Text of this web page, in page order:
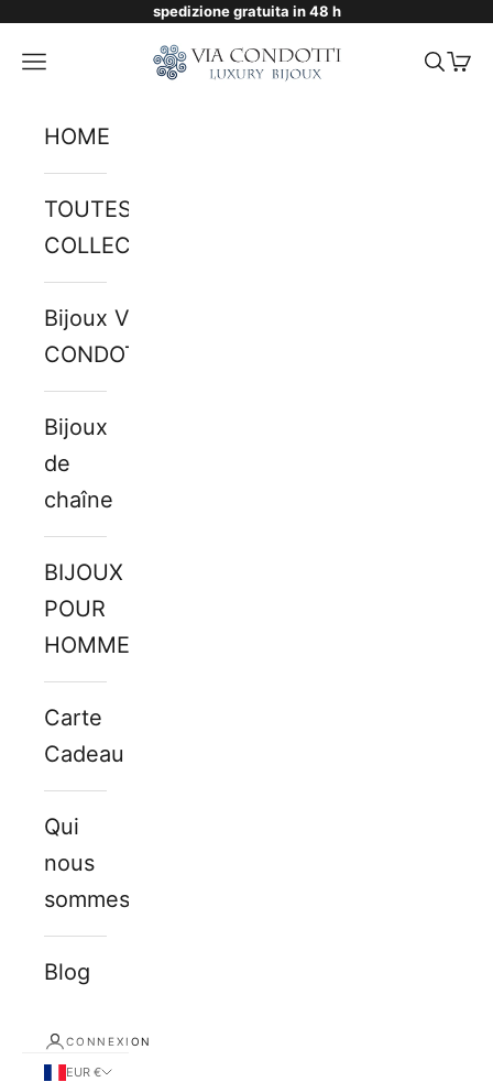
Passer au contenuspedizione gratuita in 48 h
Via Condotti Store
Menu
HOME
TOUTES LES
COLLECTIONS
Bijoux VIA
CONDOTTI
Bijoux
de
chaîne
BIJOUX
POUR
HOMMES
Carte
Cadeau
Qui
nous
sommes
Blog
CONNEXION
EUR €